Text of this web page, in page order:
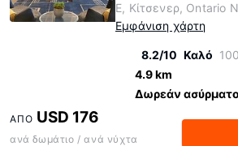
E, Κίτσενερ, Ontario
Εμφάνιση χάρτη
8.2/10 Καλό
4.9 km
Δωρεάν
ΑΠΌ USD 176
ανά δωμάτιο / ανά νύχτα